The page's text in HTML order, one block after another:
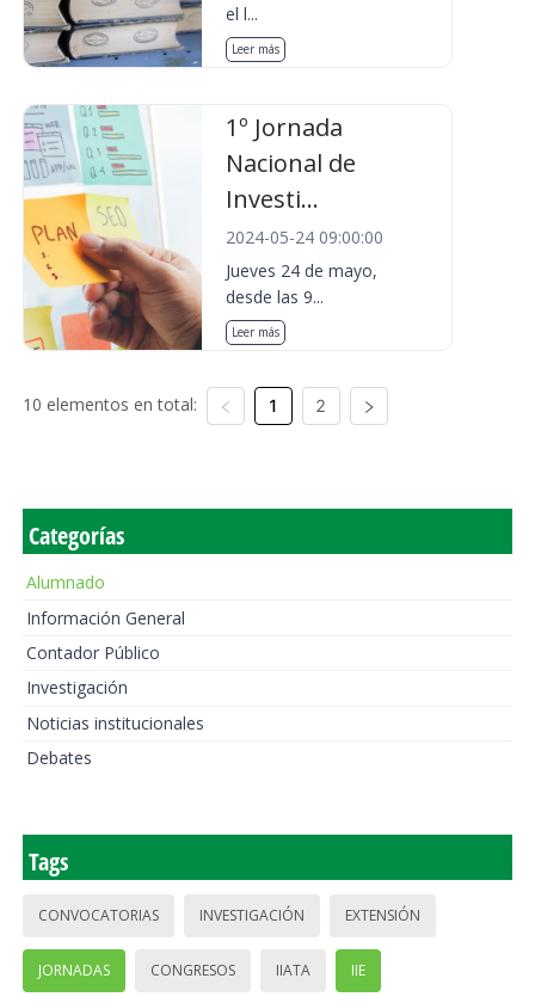
el l...
Leer más
1º Jornada
Nacional de
Investi...
2024-05-24 09:00:00
Jueves 24 de mayo,
desde las 9...
Leer más
10 elementos en total: 1 2
Categorías
Alumnado
Información General
Contador Público
Investigación
Noticias institucionales
Debates
Tags
CONVOCATORIAS INVESTIGACIÓN EXTENSIÓN
JORNADAS CONGRESOS IIATA IIE